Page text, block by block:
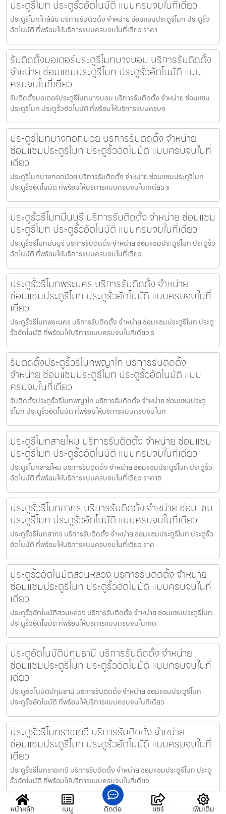
ประตูรีโมท ประตูรั้วอัตโนมัติ แบบครบจบในที่เดียว
ประตูรีโมทใกล้ฉัน บริการรับติดตั้ง จำหน่าย ซ่อมแซมประตูรีโมท ประตูรั้ว
อัตโนมัติ ที่พร้อมให้บริการแบบครบจบในที่เดียว ราคา
รับติดตั้งมอเตอร์ประตูรีโมทบางบอน บริการรับติดตั้ง
จำหน่าย ซ่อมแซมประตูรีโมท ประตูรั้วอัตโนมัติ แบบ
ครบจบในที่เดียว
รับติดตั้งมอเตอร์ประตูรีโมทบางบอน บริการรับติดตั้ง จำหน่าย ซ่อมแซม
ประตูรีโมท ประตูรั้วอัตโนมัติ ที่พร้อมให้บริการแบบครบจ
ประตูรีโมทบางกอกน้อย บริการรับติดตั้ง จำหน่าย
ซ่อมแซมประตูรีโมท ประตูรั้วอัตโนมัติ แบบครบจบในที่
เดียว
ประตูรีโมทบางกอกน้อย บริการรับติดตั้ง จำหน่าย ซ่อมแซมประตูรีโมท
ประตูรั้วอัตโนมัติ ที่พร้อมให้บริการแบบครบจบในที่เดียว ร
ประตูรั้วรีโมทมีนบุรี บริการรับติดตั้ง จำหน่าย ซ่อมแซม
ประตูรีโมท ประตูรั้วอัตโนมัติ แบบครบจบในที่เดียว
ประตูรั้วรีโมทมีนบุรี บริการรับติดตั้ง จำหน่าย ซ่อมแซมประตูรีโมท ประตูรั้ว
อัตโนมัติ ที่พร้อมให้บริการแบบครบจบในที่เดียว
ประตูรั้วรีโมทพระนคร บริการรับติดตั้ง จำหน่าย
ซ่อมแซมประตูรีโมท ประตูรั้วอัตโนมัติ แบบครบจบในที่
เดียว
ประตูรั้วรีโมทพระนคร บริการรับติดตั้ง จำหน่าย ซ่อมแซมประตูรีโมท ประตู
รั้วอัตโนมัติ ที่พร้อมให้บริการแบบครบจบในที่เดียว ร
รับติดตั้งประตูรั้วรีโมทพญาไท บริการรับติดตั้ง
จำหน่าย ซ่อมแซมประตูรีโมท ประตูรั้วอัตโนมัติ แบบ
ครบจบในที่เดียว
รับติดตั้งประตูรั้วรีโมทพญาไท บริการรับติดตั้ง จำหน่าย ซ่อมแซมประตู
รีโมท ประตูรั้วอัตโนมัติ ที่พร้อมให้บริการแบบครบจบในท
ประตูรีโมทสายไหม บริการรับติดตั้ง จำหน่าย ซ่อมแซม
ประตูรีโมท ประตูรั้วอัตโนมัติ แบบครบจบในที่เดียว
ประตูรีโมทสายไหม บริการรับติดตั้ง จำหน่าย ซ่อมแซมประตูรีโมท ประตูรั้ว
อัตโนมัติ ที่พร้อมให้บริการแบบครบจบในที่เดียว ราคาถ
ประตูรั้วรีโมทสาทร บริการรับติดตั้ง จำหน่าย ซ่อมแซม
ประตูรีโมท ประตูรั้วอัตโนมัติ แบบครบจบในที่เดียว
ประตูรั้วรีโมทสาทร บริการรับติดตั้ง จำหน่าย ซ่อมแซมประตูรีโมท ประตูรั้ว
อัตโนมัติ ที่พร้อมให้บริการแบบครบจบในที่เดียว ราค
ประตูรั้วอัตโนมัติสวนหลวง บริการรับติดตั้ง จำหน่าย
ซ่อมแซมประตูรีโมท ประตูรั้วอัตโนมัติ แบบครบจบในที่
เดียว
ประตูรั้วอัตโนมัติสวนหลวง บริการรับติดตั้ง จำหน่าย ซ่อมแซมประตูรีโมท
ประตูรั้วอัตโนมัติ ที่พร้อมให้บริการแบบครบจบในที่เด
ประตูอัตโนมัติปทุมธานี บริการรับติดตั้ง จำหน่าย
ซ่อมแซมประตูรีโมท ประตูรั้วอัตโนมัติ แบบครบจบในที่
เดียว
ประตูอัตโนมัติปทุมธานี บริการรับติดตั้ง จำหน่าย ซ่อมแซมประตูรีโมท
ประตูรั้วอัตโนมัติ ที่พร้อมให้บริการแบบครบจบในที่เดียว
ประตูรั้วรีโมทราชเทวี บริการรับติดตั้ง จำหน่าย
ซ่อมแซมประตูรีโมท ประตูรั้วอัตโนมัติ แบบครบจบในที่
เดียว
ประตูรั้วรีโมทราชเทวี บริการรับติดตั้ง จำหน่าย ซ่อมแซมประตูรีโมท ประตู
รั้วอัตโนมัติ ที่พร้อมให้บริการแบบครบจบในที่เดียว
รับติดตั้งประตูรีโมทกรุงเทพ บริการรับติดตั้ง จำหน่าย
หน้าหลัก เมนู ติดต่อ แชร์ เพิ่มเติม